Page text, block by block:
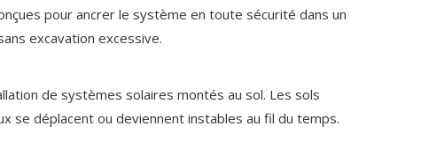
pour ancrer le système en toute sécurité dans un
excavation excessive.
de systèmes solaires montés au sol. Les sols
se déplacent ou deviennent instables au fil du temps.